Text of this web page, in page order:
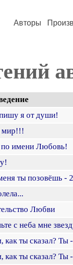
Авторы
я от души!
по имени Любовь!
ты позовёшь - 2
Любви
с неба мне
как ты сказал?
как ты сказал?